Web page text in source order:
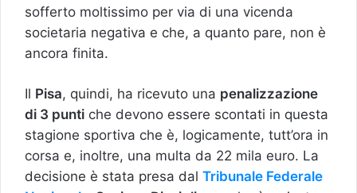
sofferto moltissimo per via di una vicenda
societaria negativa e che, a quanto pare, non è
ancora finita.
Il Pisa, quindi, ha ricevuto una penalizzazione
di 3 punti che devono essere scontati in questa
stagione sportiva che è, logicamente, tutt’ora in
corsa e, inoltre, una multa da 22 mila euro. La
decisione è stata presa dal Tribunale Federale